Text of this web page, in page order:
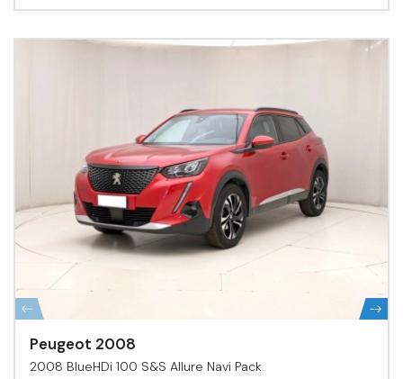
Peugeot 2008
2008 BlueHDi 100 S&S Allure Navi Pack